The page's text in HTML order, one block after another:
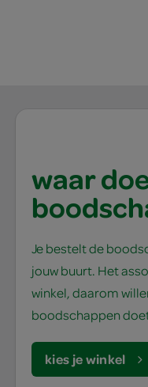
waar
Je bestelt de
jouw buurt. Het
winkel, daarom
boodschappen
kies je winkel